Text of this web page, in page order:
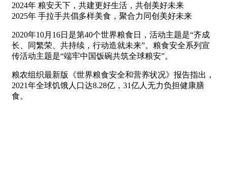
2024年 粮安天下，共建更好生活，共创美好未来
2025年 手拉手共倡多样美食，聚合力同创美好未来
2020年10月16日是第40个世界粮食日，活动主题是“齐成
长、同繁荣、共持续，行动造就未来”。粮食安全系列宣
传活动主题是“端牢中国饭碗共筑全球粮安”。
粮农组织最新版《世界粮食安全和营养状况》报告指出，
2021年全球饥饿人口达8.28亿，31亿人无力负担健康膳
食。